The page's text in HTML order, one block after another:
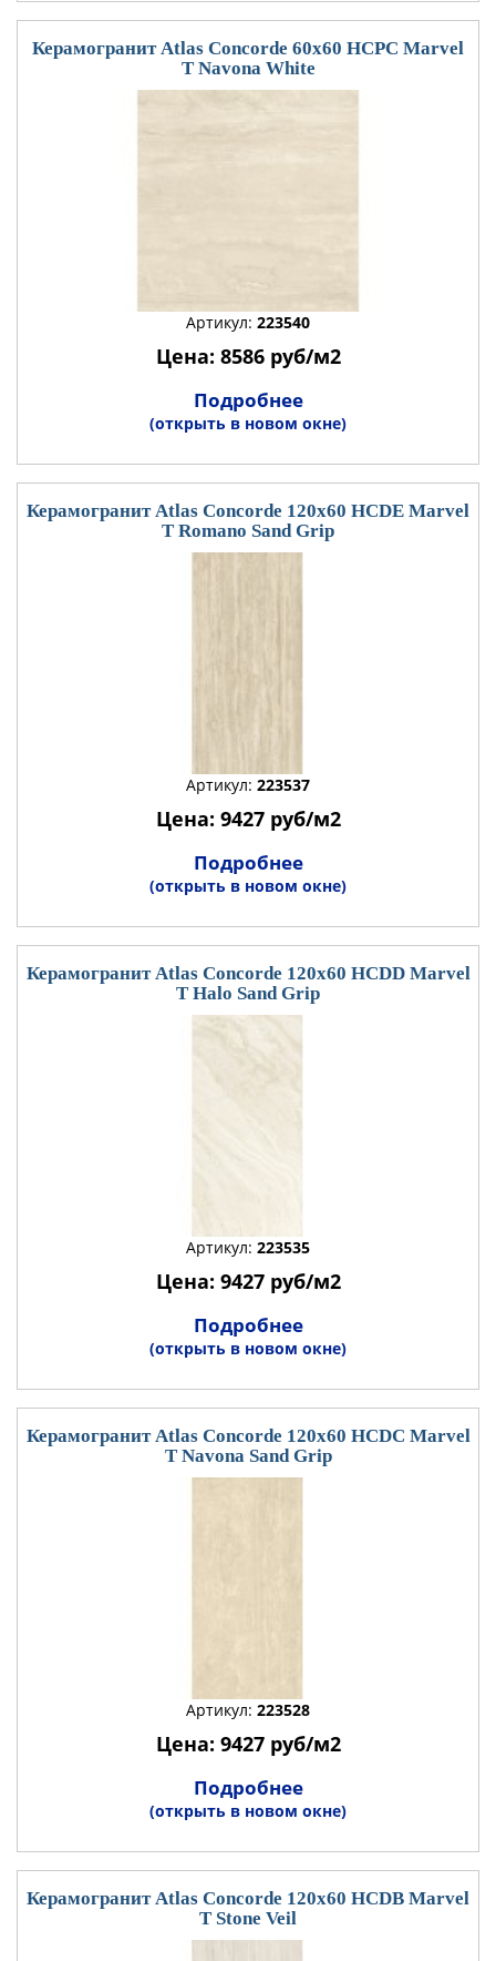
Керамогранит Atlas Concorde 60x60 HCPC Marvel
T Navona White
Артикул: 223540
Цена: 8586 руб/м2
Подробнее
(открыть в новом окне)
Керамогранит Atlas Concorde 120x60 HCDE Marvel
T Romano Sand Grip
Артикул: 223537
Цена: 9427 руб/м2
Подробнее
(открыть в новом окне)
Керамогранит Atlas Concorde 120x60 HCDD Marvel
T Halo Sand Grip
Артикул: 223535
Цена: 9427 руб/м2
Подробнее
(открыть в новом окне)
Керамогранит Atlas Concorde 120x60 HCDC Marvel
T Navona Sand Grip
Артикул: 223528
Цена: 9427 руб/м2
Подробнее
(открыть в новом окне)
Керамогранит Atlas Concorde 120x60 HCDB Marvel
T Stone Veil